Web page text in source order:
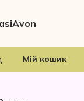
Avon
Мій кошик